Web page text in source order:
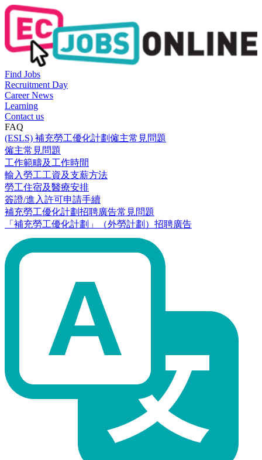
Find Jobs
Recruitment Day
Career News
Learning
Contact us
FAQ
(ESLS) 補充勞工優化計劃僱主常見問題
僱主常見問題
工作範疇及工作時間
輸入勞工工資及支薪方法
勞工住宿及醫療安排
簽證/進入許可申請手續
補充勞工優化計劃招聘廣告常見問題
「補充勞工優化計劃」（外勞計劃）招聘廣告